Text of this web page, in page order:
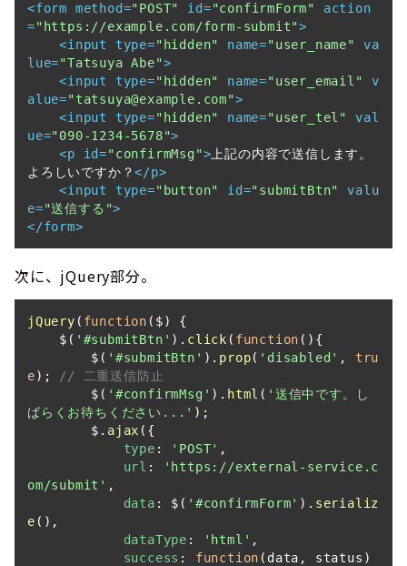
<form method="POST" id="confirmForm"
action
="https://example.com/form-submit">
<input type="hidden" name="user_name"
va
lue="Tatsuya Abe">
<input type="hidden" name="user_email"
v
alue="tatsuya@example.com">
<input type="hidden" name="user_tel"
val
ue="090-1234-5678">
<p id="confirmMsg"> 上記の内容で送信します。
よろしいですか？</p>
<input type="button" id="submitBtn"
valu
e="送信する">
</form>
次に、jQuery部分。
jQuery ( function ( $) {
    $(
'#submitBtn' ). click ( function ( ){
        $(
'#submitBtn' ). prop( 'disabled' , tru
e);
// 二重送信防止
        $(
'#confirmMsg' ). html ( '送信中です。し
ばらくお待ちください...' );
        $.
ajax ({
type : 'POST' ,
url :
'https://external-service.c
om/submit' ,
data : $( '#confirmForm' ). serializ
e (),
dataType : 'html' ,
success : function ( data, status )